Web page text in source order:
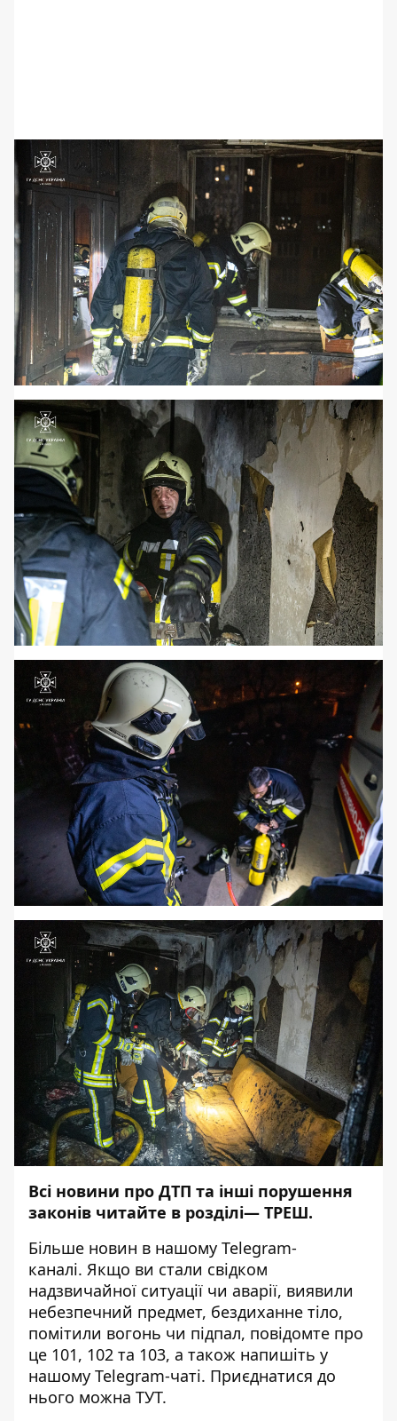
Всі новини про ДТП та інші порушення
законів читайте в розділі— ТРЕШ.
Більше новин в нашому Telegram-
каналі. Якщо ви стали свідком
надзвичайної ситуації чи аварії, виявили
небезпечний предмет, бездиханне тіло,
помітили вогонь чи підпал, повідомте про
це 101, 102 та 103, а також напишіть у
нашому Telegram-чаті. Приєднатися до
нього можна ТУТ.